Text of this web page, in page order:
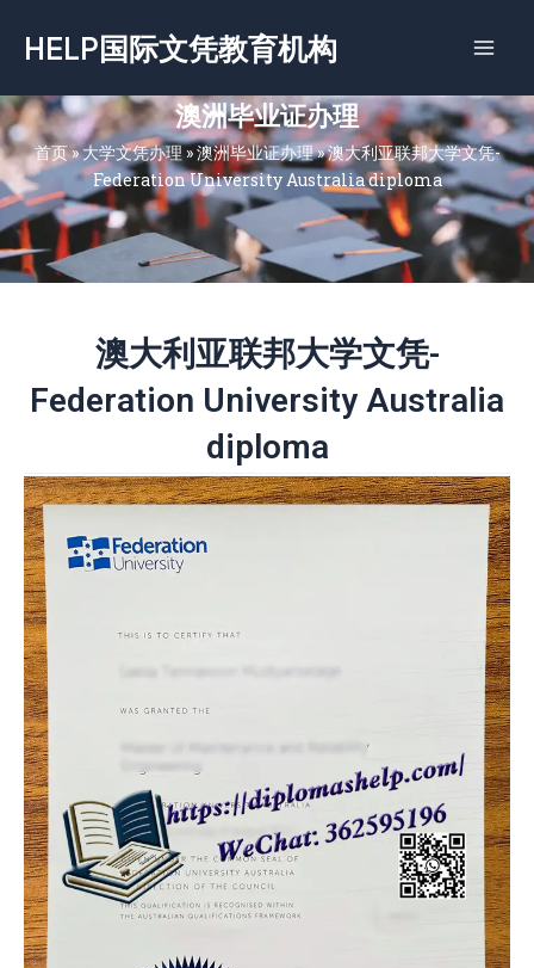
容
HELP国际文凭教育机构
澳洲毕业证办理
首页»大学文凭办理»澳洲毕业证办理»澳大利亚联邦大学文凭-
Federation University Australia diploma
澳大利亚联邦大学文凭-
Federation University Australia
diploma